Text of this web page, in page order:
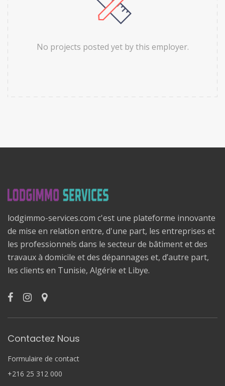
No projects posted yet by this employer.
lodgimmo-services.com c'est une plateforme innovante
de mise en relation entre, d'une part, les entreprises et
les professionnels dans le secteur de bâtiment et des
travaux à domicile et des dépannages et, d’autre part,
les clients en Tunisie, Algérie et Libye.
Contactez Nous
Formulaire de contact
+216 25 312 000